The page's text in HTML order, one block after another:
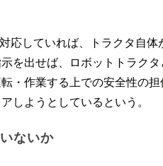
応していれば、トラクタ自体
を出せば、ロボットトラク
・作業する上での安全性の
しようとしているという。
ないか